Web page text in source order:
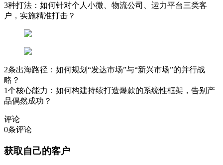
3种打法：如何针对个人小微、物流公司、运力平台三类客
户，实施精准打击？
2条出海路径：如何规划“发达市场”与“新兴市场”的并行战
略？
1个核心能力：如何构建持续打造爆款的系统性框架，告别产
品偶然成功？
评论
0条评论
获取自己的客户